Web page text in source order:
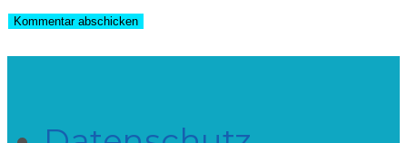
zum
Adresse
URL